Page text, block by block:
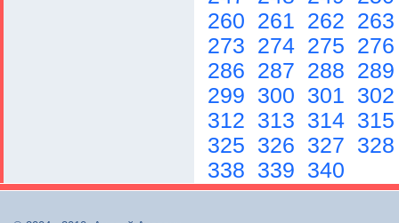
260 261 262
273 274 275
286 287 288
299 300 301
312 313 314
325 326 327
338 339 340